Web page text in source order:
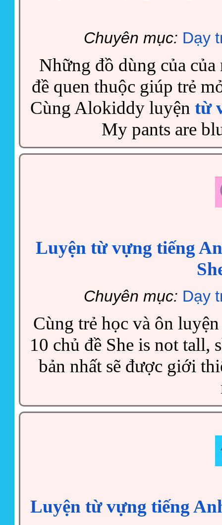
Chuyên mục: Dạy
Những đồ dùng của
đề quen thuộc giúp trẻ
Cùng Alokiddy luyệntừ
My pants are
Luyện từ vựng tiếng
Chuyên mục: Dạy
Cùng trẻ học và ôn
10 chủ đề She is not tall,
bản nhất sẽ được giới
Luyện từ vựng tiếng